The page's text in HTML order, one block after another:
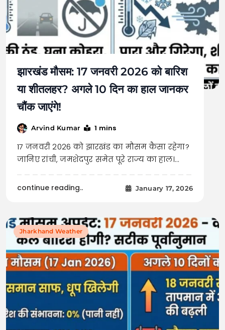
झारखंड मौसम: 17 जनवरी 2026 को बारिश
या शीतलहर? अगले 10 दिन का हाल जानकर
चौंक जाएंगे!
Arvind Kumar 1 mins
17 जनवरी 2026 को झारखंड का मौसम कैसा रहेगा?
जानिए रांची, जमशेदपुर समेत पूरे राज्य का हाल।…
continue reading.. January 17, 2026
Jharkhand Weather